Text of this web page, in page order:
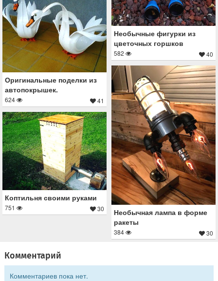
Необычные фигурки из
цветочных горшков
582 40
Оригинальные поделки из
автопокрышек.
624 41
Необычная лампа в форме
ракеты
384 30
Коптильня своими руками
751 30
Комментарий
Комментариев пока нет.